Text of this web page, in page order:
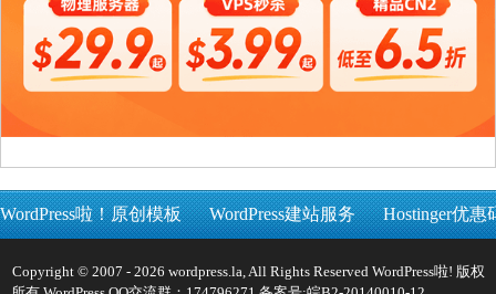
WordPress啦！原创模板 WordPress建站服务 Hostinger优惠
Copyright © 2007 - 2026 wordpress.la, All Rights Reserved WordPress啦! 版权